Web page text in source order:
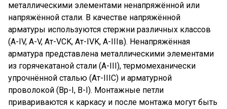
металлическими элементами ненапряжённой или
напряжённой стали. В качестве напряжённой
арматуры используются стержни различных классов
(A-IV, A-V, Ат-VCK, Ат-IVK, А-IIIв). Ненапряжённая
арматура представлена металлическими элементами
из горячекатаной стали (A-III), термомеханически
упрочнённой сталью (Ат-IIIС) и арматурной
проволокой (Вр-I, В-I). Монтажные петли
привариваются к каркасу и после монтажа могут быть